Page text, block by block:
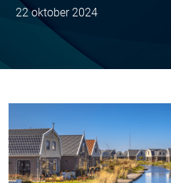
22 oktober 2024